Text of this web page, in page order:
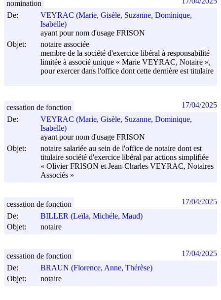
De:
VEYRAC (Marie, Gisèle, Suzanne, Dominique,
Isabelle)
ayant pour nom d'usage FRISON
Objet:
notaire associée
membre de la société d'exercice libéral à responsabilité
limitée à associé unique « Marie VEYRAC, Notaire »,
pour exercer dans l'office dont cette dernière est titulaire
nomination
De:
VEYRAC (Marie, Gisèle, Suzanne, Dominique,
Isabelle)
ayant pour nom d'usage FRISON
Objet:
notaire salariée au sein de l'office de notaire dont est
titulaire société d'exercice libéral par actions simplifiée
« Olivier FRISON et Jean-Charles VEYRAC, Notaires
Associés »
cessation de fonction 17/04/2025
De:
BILLER (Leïla, Michéle, Maud)
Objet:
notaire
cessation de fonction 17/04/2025
De:
BRAUN (Florence, Anne, Thérèse)
Objet:
notaire
cessation de fonction 17/04/2025